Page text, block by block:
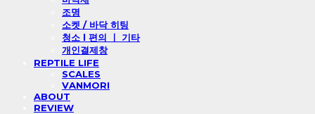
조명
소켓 / 바닥 히팅
청소 l 편의 ㅣ 기타
개인결제창
REPTILE LIFE
SCALES
VANMORI
ABOUT
REVIEW